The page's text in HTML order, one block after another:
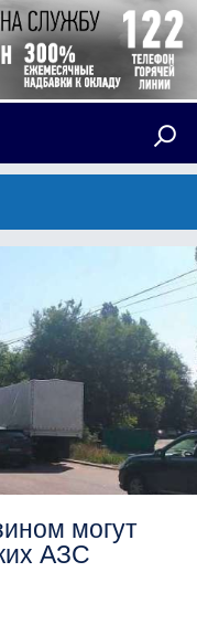
могут
АЗС